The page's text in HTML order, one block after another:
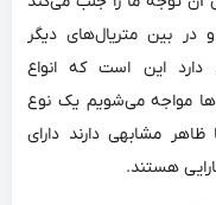
در بین متریال‌های دیگر
دارد این است که انواع
مواجه می‌شویم یک نوع
مشابهی دارند دارای
هستند.